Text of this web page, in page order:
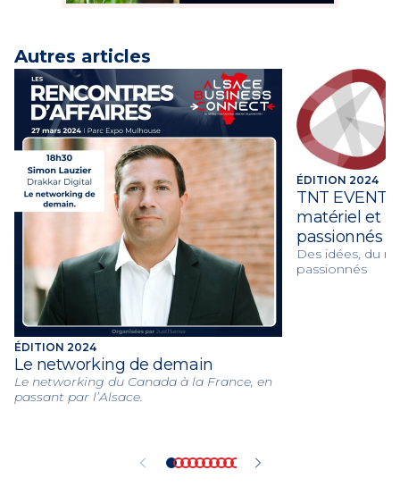
Autres articles
ÉDITION 2024
Le networking de demain
Le networking du Canada à la France, en
passant par l’Alsace.
ÉDITION 2024
TNT
matériel et
passionnés
Des idées, du
passionnés